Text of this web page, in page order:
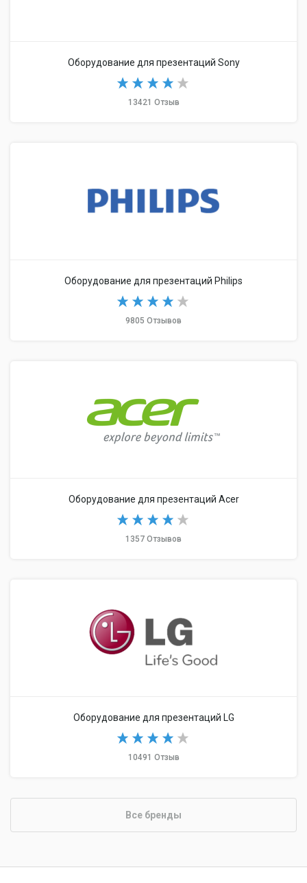
Оборудование для презентаций Sony
13421 Отзыв
Оборудование для презентаций Philips
9805 Отзывов
Оборудование для презентаций Acer
1357 Отзывов
Оборудование для презентаций LG
10491 Отзыв
Все бренды